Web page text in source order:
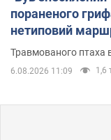
пораненого
нетиповий
Травмованого птаха
6.08.2026 11:09 1,6